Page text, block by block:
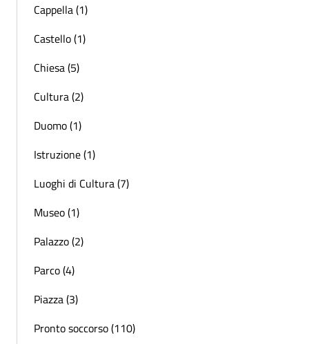
Cappella (1)
Castello (1)
Chiesa (5)
Cultura (2)
Duomo (1)
Istruzione (1)
Luoghi di Cultura (7)
Museo (1)
Palazzo (2)
Parco (4)
Piazza (3)
Pronto soccorso (110)